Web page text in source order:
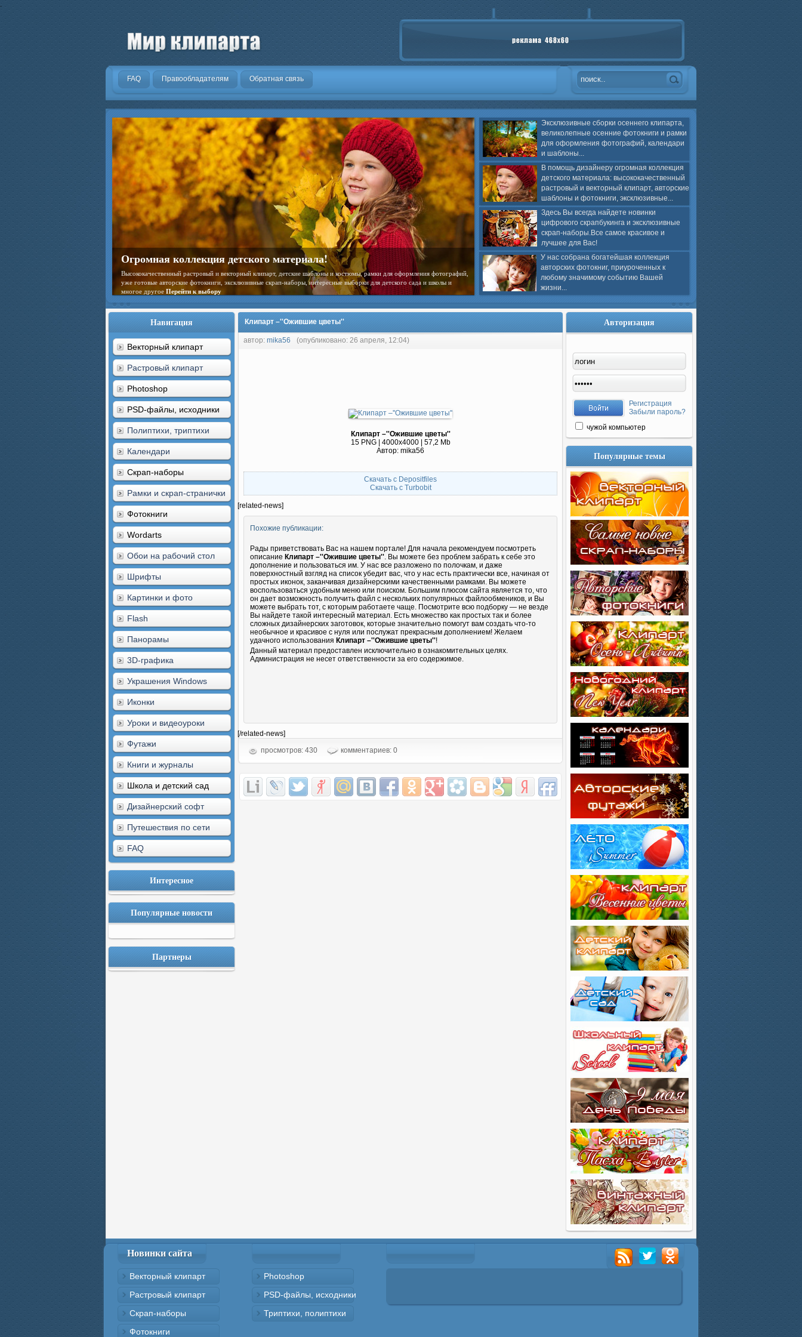
.
FAQ Правообладателям Обратная связь
Эксклюзивные сборки осеннего клипарта,
великолепные осенние фотокниги и рамки
для оформления фотографий, календари
и шаблоны...
В помощь дизайнеру огромная коллекция
детского материала: высококачественный
растровый и векторный клипарт, авторские
шаблоны и фотокниги, эксклюзивные...
Здесь Вы всегда найдете новинки
цифрового скрапбукинга и эксклюзивные
скрап-наборы.Все самое красивое и
лучшее для Вас!
У нас собрана богатейшая коллекция
авторских фотокниг, приуроченных к
любому значимому событию Вашей
жизни...
Огромная коллекция детского материала!
Высококачественный растровый и векторный клипарт, детские шаблоны и костюмы, рамки для оформления фотографий,
уже готовые авторские фотокниги, эксклюзивные скрап-наборы, интересные выборки для детского сада и школы и
многое другое Перейти к выбору
Навигация
Векторный клипарт
Растровый клипарт
Photoshop
PSD-файлы, исходники
Полиптихи, триптихи
Календари
Скрап-наборы
Рамки и скрап-странички
Фотокниги
Wordarts
Обои на рабочий стол
Шрифты
Картинки и фото
Flash
Панорамы
3D-графика
Украшения Windows
Иконки
Уроки и видеоуроки
Футажи
Книги и журналы
Школа и детский сад
Дизайнерский софт
Путешествия по сети
FAQ
Интересное
Популярные новости
Партнеры
Клипарт –''Ожившие цветы''
автор: mika56 (опубликовано: 26 апреля, 12:04)
Клипарт –''Ожившие цветы''
15 PNG | 4000х4000 | 57,2 Mb
Автор: mika56
Скачать с Depositfiles
Скачать с Turbobit
[related-news]
Похожие публикации:
Рады приветствовать Вас на нашем портале! Для начала рекомендуем посмотреть
описание Клипарт –''Ожившие цветы''. Вы можете без проблем забрать к себе это
дополнение и пользоваться им. У нас все разложено по полочкам, и даже
поверхностный взгляд на список убедит вас, что у нас есть практически все, начиная от
простых иконок, заканчивая дизайнерскими качественными рамками. Вы можете
воспользоваться удобным меню или поиском. Большим плюсом сайта является то, что
он дает возможность получить файл с нескольких популярных файлообмеников, и Вы
можете выбрать тот, с которым работаете чаще. Посмотрите всю подборку — не везде
Вы найдете такой интересный материал. Есть множество как простых так и более
сложных дизайнерских заготовок, которые значительно помогут вам создать что-то
необычное и красивое с нуля или послужат прекрасным дополнением! Желаем
удачного использования Клипарт –''Ожившие цветы''!
Данный материал предоставлен исключительно в ознакомительных целях.
Администрация не несет ответственности за его содержимое.
[/related-news]
просмотров: 430
комментариев: 0
Авторизация
Регистрация
Забыли пароль?
чужой компьютер
Популярные темы
Новинки сайта
Векторный клипарт
Растровый клипарт
Скрап-наборы
Фотокниги
Photoshop
PSD-файлы, исходники
Триптихи, полиптихи